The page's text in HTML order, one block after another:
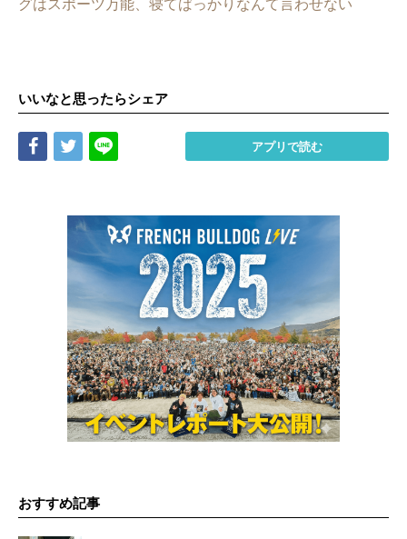
グはスポーツ万能、寝てばっかりなんて言わせない
いいなと思ったらシェア
Share Tweet アプリで読む
おすすめ記事